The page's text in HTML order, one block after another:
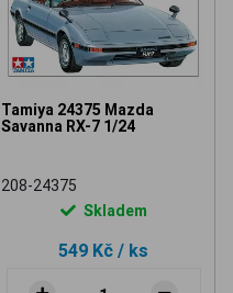
Tamiya 24375 Mazda
Savanna RX-7 1/24
208-24375
Skladem
549 Kč / ks